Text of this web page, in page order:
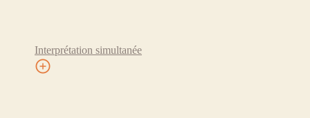
Interprétation simultanée